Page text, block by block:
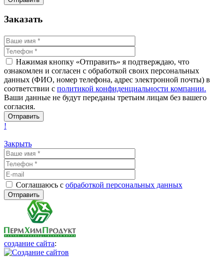
Заказать
Нажимая кнопку «Отправить» я подтверждаю, что
ознакомлен и согласен с обработкой своих персональных
данных (ФИО, номер телефона, адрес электронной почты) в
соответствии с политикой конфиденциальности компании.
Ваши данные не будут переданы третьим лицам без вашего
согласия.
!
Закрыть
Соглашаюсь с обработкой персональных данных
создание сайта: